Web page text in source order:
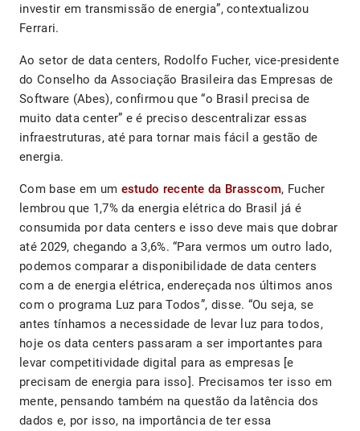
investir em transmissão de energia”, contextualizou
Ferrari.
Ao setor de data centers, Rodolfo Fucher, vice-presidente
do Conselho da Associação Brasileira das Empresas de
Software (Abes), confirmou que “o Brasil precisa de
muito data center” e é preciso descentralizar essas
infraestruturas, até para tornar mais fácil a gestão de
energia.
Com base em um estudo recente da Brasscom, Fucher
lembrou que 1,7% da energia elétrica do Brasil já é
consumida por data centers e isso deve mais que dobrar
até 2029, chegando a 3,6%. “Para vermos um outro lado,
podemos comparar a disponibilidade de data centers
com a de energia elétrica, endereçada nos últimos anos
com o programa Luz para Todos”, disse. “Ou seja, se
antes tínhamos a necessidade de levar luz para todos,
hoje os data centers passaram a ser importantes para
levar competitividade digital para as empresas [e
precisam de energia para isso]. Precisamos ter isso em
mente, pensando também na questão da latência dos
dados e, por isso, na importância de ter essa